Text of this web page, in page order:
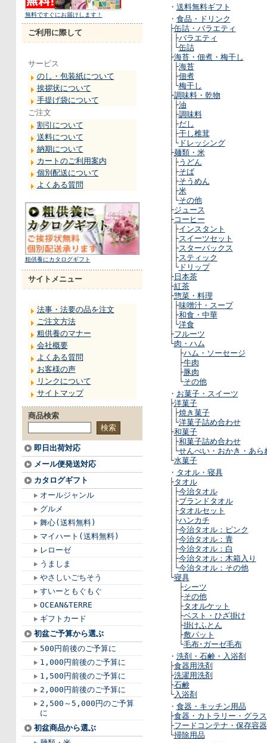
無料ですぐにお届けします！
ご利用に際して
サービス
のし・包装紙について
挨拶状について
手提げ袋について
ご注文
割引について
送料について
納期について
カートのご利用案内
個別配送について
よくある質問
粗供養にカタログギフト
サイトメニュー
法事・法要の品を注文
ご注文方法
粗供養のマナー
会社概要
よくある質問
お客様の声
リンクについて
サイトマップ
商品検索
即日出荷対応
メール便発送対応
カタログギフト
オールジャンル
グルメ
舞心(送料無料)
マイハート(送料無料)
レローゼ
うましま
やさしいごちそう
すいーともぐもぐ
OCEAN&TERRE
ギフトカード
初盆ご予算から選ぶ
500円前後のご予算に
1,000円前後のご予算に
1,500円前後のご予算に
2,000円前後のご予算に
2,500～5,000円のご予算
に
初盆商品から選ぶ
・ 送料無料ギフト
・ 食品・ドリンク
├缶詰・バラエティ
│├バラエティ
│└缶詰
├海苔・佃煮・梅干し
│├海苔
│├佃煮
│└梅干し
├調味料・乾物
│├油
│├調味料
│├だし
│├干し椎茸
│└ドレッシング
├麺類・米
│├うどん
│├そば
│├そうめん
│├米
│└その他
├ジュース
├コーヒー
│├インスタント
│├スイーツセット
│├スターバックス
│├スティック
│└ドリップ
├日本茶
├紅茶
├惣菜・料理
│├味噌汁・スープ
│├和食・中華
│└洋食
├フルーツ
└肉・ハム
├ハム・ソーセージ
├牛肉
├豚肉
└その他
・ お菓子・スイーツ
├洋菓子
│├焼き菓子
│└洋菓子詰め合わせ
├和菓子
│├和菓子詰め合わせ
│└せんべい・おかき・あら
└水菓子
・ タオル・寝具
├タオル
│├今治タオル
│├ブランドタオル
│├タオルセット
│├ハンカチ
│├今治タオル：ピンク
│├今治タオル：青
│├今治タオル：白
│├今治タオル：木箱入り
│└今治タオル：その他
└寝具
├シーツ
├その他
├タオルケット
├ベスト・ひざ掛け
├掛けふとん
├敷パット
└毛布･ガーゼ毛布
・ 洗剤・石鹸・入浴剤
├食器用洗剤
├洗濯用洗剤
├石鹸
└入浴剤
・ 食器・キッチン用品
├食器・カトラリー・グラス
├フードコンテナ・保存容器
└掃除用品